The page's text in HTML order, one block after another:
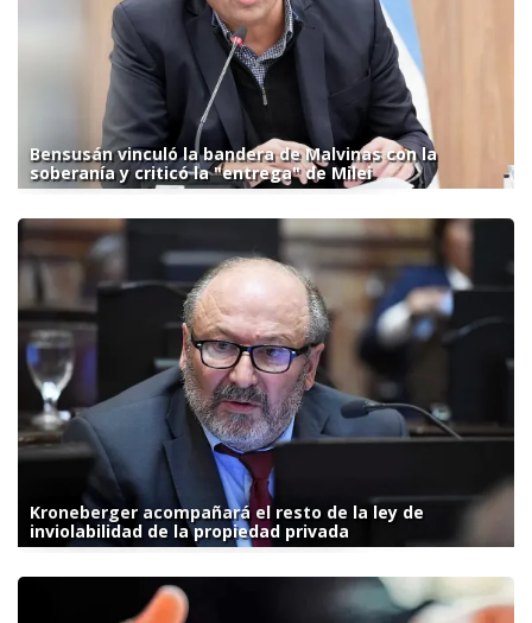
Bensusán vinculó la bandera de Malvinas con la
soberanía y criticó la "entrega" de Milei
Kroneberger acompañará el resto de la ley de
inviolabilidad de la propiedad privada